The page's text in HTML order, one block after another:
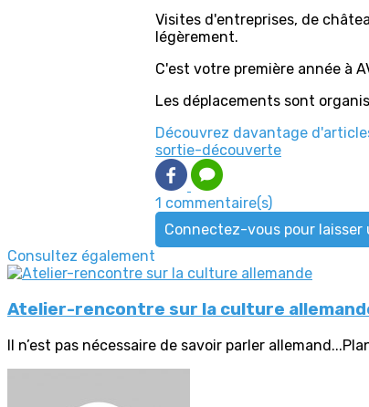
Visites d'entreprises, de
légèrement.
C'est votre première année à
Les déplacements sont
Découvrez davantage
sortie-découverte
1 commentaire(s)
Connectez-vous pour laisser
Consultez également
Atelier-rencontre sur la culture
Il n’est pas nécessaire de savoir parler